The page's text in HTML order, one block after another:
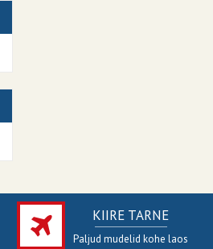
KIIRE TARNE
Paljud mudelid kohe laos